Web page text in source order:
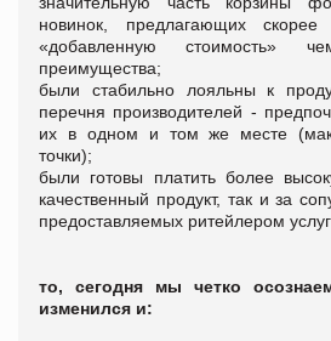
новинок, предлагающих скорее
«добавленную стоимость»
преимущества;
были стабильно лояльны к
перечня производителей -
их в одном и том же месте
точки);
были готовы платить более
качественный продукт, так и за
предоставляемых ритейлером
то, сегодня мы четко
изменился и: